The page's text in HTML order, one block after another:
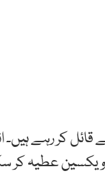
کر رہے ہیں۔
ویکسین عطیہ